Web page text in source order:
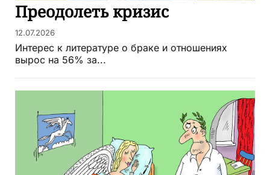
Преодолеть кризис
12.07.2026
Интерес к литературе о браке и отношениях
вырос на 56% за...